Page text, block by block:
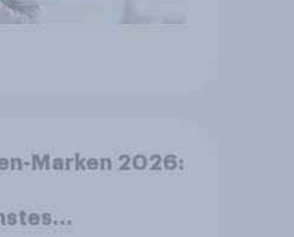
Marken 2026: